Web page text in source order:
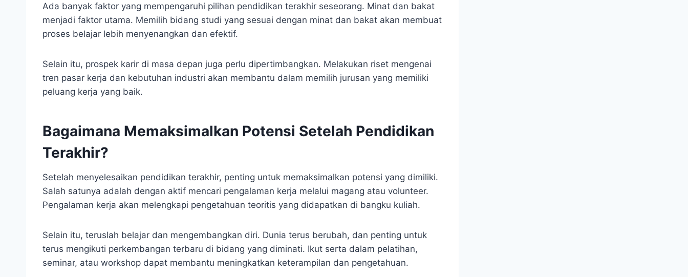
Ada banyak faktor yang mempengaruhi pilihan pendidikan terakhir seseorang. Minat dan bakat
menjadi faktor utama. Memilih bidang studi yang sesuai dengan minat dan bakat akan membuat
proses belajar lebih menyenangkan dan efektif.
Selain itu, prospek karir di masa depan juga perlu dipertimbangkan. Melakukan riset mengenai
tren pasar kerja dan kebutuhan industri akan membantu dalam memilih jurusan yang memiliki
peluang kerja yang baik.
Bagaimana Memaksimalkan Potensi Setelah Pendidikan
Terakhir?
Setelah menyelesaikan pendidikan terakhir, penting untuk memaksimalkan potensi yang dimiliki.
Salah satunya adalah dengan aktif mencari pengalaman kerja melalui magang atau volunteer.
Pengalaman kerja akan melengkapi pengetahuan teoritis yang didapatkan di bangku kuliah.
Selain itu, teruslah belajar dan mengembangkan diri. Dunia terus berubah, dan penting untuk
terus mengikuti perkembangan terbaru di bidang yang diminati. Ikut serta dalam pelatihan,
seminar, atau workshop dapat membantu meningkatkan keterampilan dan pengetahuan.